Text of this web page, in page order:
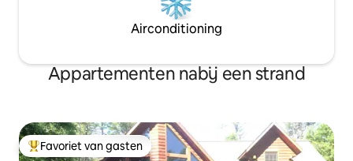
Airconditioning
Appartementen nabij een strand
Topfavoriet van gasten
Favoriet van gasten